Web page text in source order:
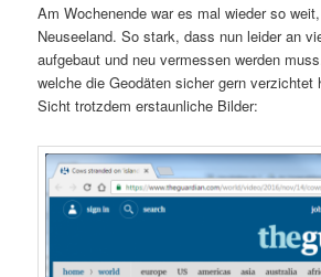
Am Wochenende war es mal wieder so
Neuseeland. So stark, dass nun leider an
aufgebaut und neu vermessen werden
welche die Geodäten sicher gern verzichtet
Sicht trotzdem erstaunliche Bilder: